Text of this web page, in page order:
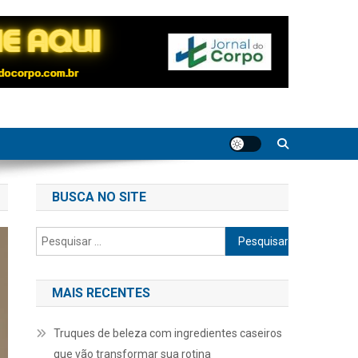
BUSCA NO SITE
Pesquisar
por:
MAIS RECENTES
Truques de beleza com ingredientes caseiros
que vão transformar sua rotina